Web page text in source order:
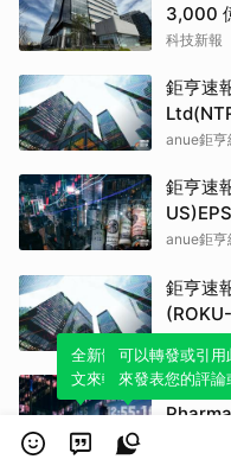
3,000
科技新報
鉅亨速
目標價
anue鉅亨
鉅亨速
90.00
anue鉅亨
鉅亨速
目標價
鉅亨速
預估
全新體驗！一鍵引用此
文來輕鬆表達個人立場
可以轉發或引用
來發表您的評論